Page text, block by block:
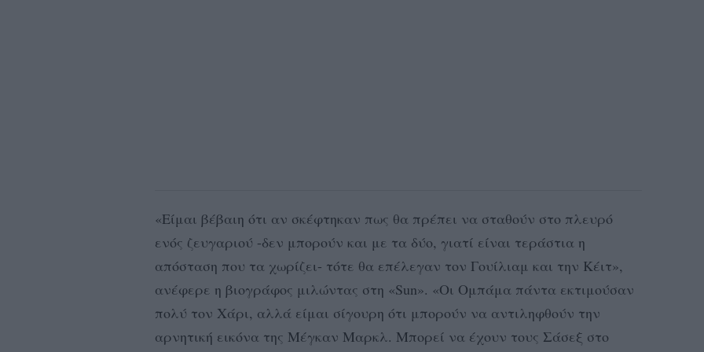
«Είμαι βέβαιη ότι αν σκέφτηκαν πως θα πρέπει να σταθούν στο πλευρό
ενός ζευγαριού -δεν μπορούν και με τα δύο, γιατί είναι τεράστια η
απόσταση που τα χωρίζει- τότε θα επέλεγαν τον Γουίλιαμ και την Κέιτ»,
ανέφερε η βιογράφος μιλώντας στη «Sun». «Οι Ομπάμα πάντα εκτιμούσαν
πολύ τον Χάρι, αλλά είμαι σίγουρη ότι μπορούν να αντιληφθούν την
αρνητική εικόνα της Μέγκαν Μαρκλ. Μπορεί να έχουν τους Σάσεξ στο